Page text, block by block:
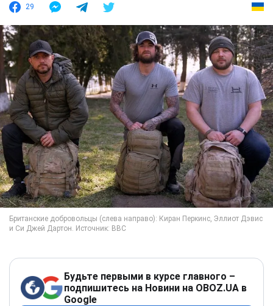
29
Будьте первыми в курсе главного –
подпишитесь на Новини на OBOZ.UA в
Google